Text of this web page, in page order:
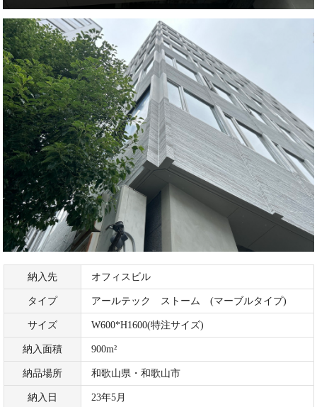
納入先 オフィスビル
タイプ アールテック ストーム (マーブルタイプ)
サイズ W600*H1600(特注サイズ)
納入面積 900m²
納品場所 和歌山県・和歌山市
納入日 23年5月